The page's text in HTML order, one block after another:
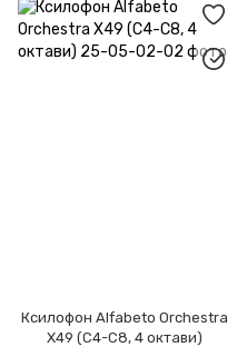
Ксилофон Alfabeto Orchestra
X49 (C4-C8, 4 октави)